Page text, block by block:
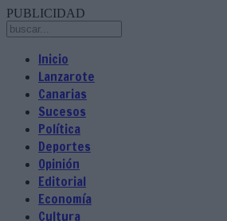
PUBLICIDAD
Inicio
Lanzarote
Canarias
Sucesos
Política
Deportes
Opinión
Editorial
Economía
Cultura